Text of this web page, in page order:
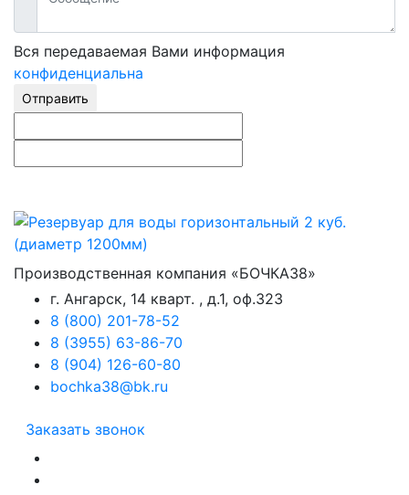
Вся передаваемая Вами информация
конфиденциальна
Отправить
Производственная компания «БОЧКА38»
г. Ангарск, 14 кварт. , д.1, оф.323
8 (800) 201-78-52
8 (3955) 63-86-70
8 (904) 126-60-80
bochka38@bk.ru
Заказать звонок